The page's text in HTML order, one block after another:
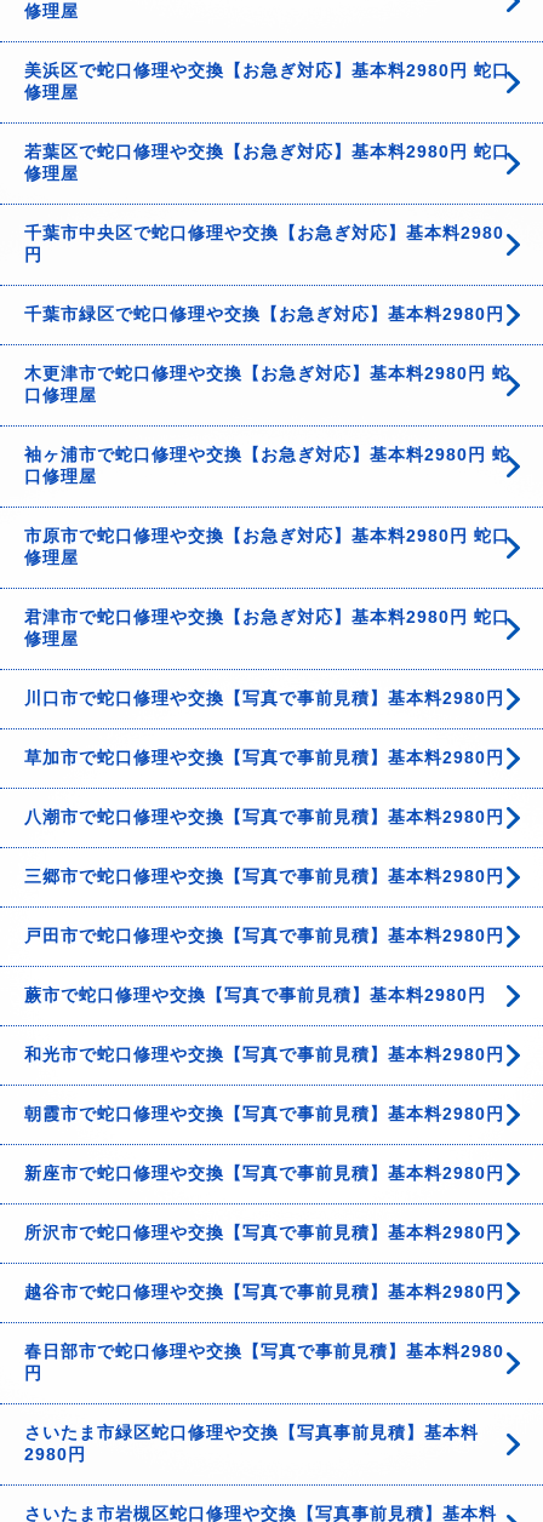
修理屋
美浜区で蛇口修理や交換【お急ぎ対応】基本料2980円 蛇口
修理屋
若葉区で蛇口修理や交換【お急ぎ対応】基本料2980円 蛇口
修理屋
千葉市中央区で蛇口修理や交換【お急ぎ対応】基本料2980
円
千葉市緑区で蛇口修理や交換【お急ぎ対応】基本料2980円
木更津市で蛇口修理や交換【お急ぎ対応】基本料2980円 蛇
口修理屋
袖ヶ浦市で蛇口修理や交換【お急ぎ対応】基本料2980円 蛇
口修理屋
市原市で蛇口修理や交換【お急ぎ対応】基本料2980円 蛇口
修理屋
君津市で蛇口修理や交換【お急ぎ対応】基本料2980円 蛇口
修理屋
川口市で蛇口修理や交換【写真で事前見積】基本料2980円
草加市で蛇口修理や交換【写真で事前見積】基本料2980円
八潮市で蛇口修理や交換【写真で事前見積】基本料2980円
三郷市で蛇口修理や交換【写真で事前見積】基本料2980円
戸田市で蛇口修理や交換【写真で事前見積】基本料2980円
蕨市で蛇口修理や交換【写真で事前見積】基本料2980円
和光市で蛇口修理や交換【写真で事前見積】基本料2980円
朝霞市で蛇口修理や交換【写真で事前見積】基本料2980円
新座市で蛇口修理や交換【写真で事前見積】基本料2980円
所沢市で蛇口修理や交換【写真で事前見積】基本料2980円
越谷市で蛇口修理や交換【写真で事前見積】基本料2980円
春日部市で蛇口修理や交換【写真で事前見積】基本料2980
円
さいたま市緑区蛇口修理や交換【写真事前見積】基本料
2980円
さいたま市岩槻区蛇口修理や交換【写真事前見積】基本料